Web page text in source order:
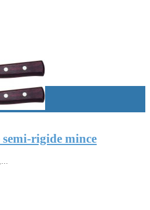
semi-rigide mince